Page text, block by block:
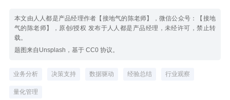
本文由人人都是产品经理作者【接地气的陈老师】，微信公众号：【接地
气的陈老师】，原创/授权 发布于人人都是产品经理，未经许可，禁止转
载。
题图来自Unsplash，基于 CC0 协议。
业务分析 决策支持 数据驱动 经验总结 行业观察
量化管理